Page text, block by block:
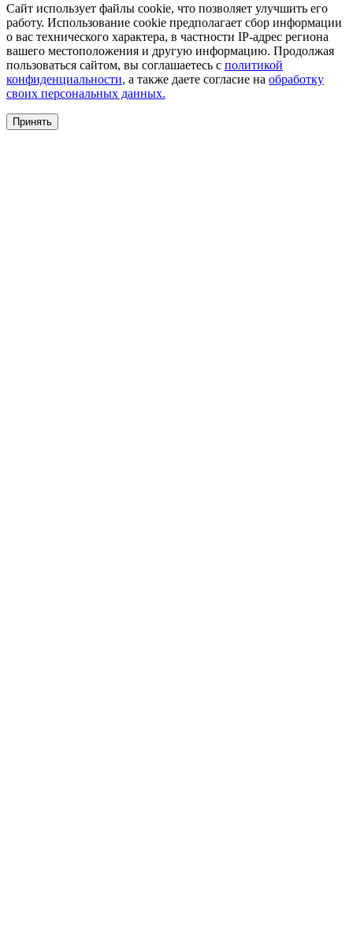
Сайт использует файлы cookie, что позволяет улучшить его
работу. Использование cookie предполагает сбор информации
о вас технического характера, в частности IP-адрес региона
вашего местоположения и другую информацию. Продолжая
пользоваться сайтом, вы соглашаетесь с политикой
конфиденциальности, а также даете согласие на обработку
своих персональных данных.
Принять